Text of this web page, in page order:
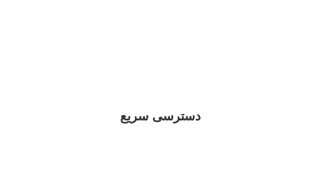
دسترسی سریع